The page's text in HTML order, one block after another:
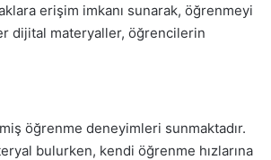
erişim imkanı sunarak, öğrenmeyi
dijital materyaller, öğrencilerin
öğrenme deneyimleri sunmaktadır.
bulurken, kendi öğrenme hızlarına